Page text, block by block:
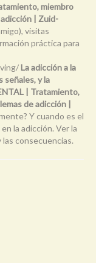
miembro
| Zuid-
visitas
práctica para
La adicción a la
señales, y la
| Tratamiento,
de adicción |
Y cuando es el
la adicción. Ver la
consecuencias.